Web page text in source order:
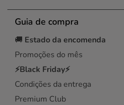
Santa Maria da Feira
Santo Tirso
Senhora da Hora
Várzea
Vila Chã
Vila Nova de Gaia
Viseu
Guia de compra
🚚 Estado da encomenda
Promoções do mês
⚡Black Friday⚡
Condições da entrega
Premium Club